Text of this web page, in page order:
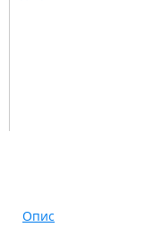
Опис